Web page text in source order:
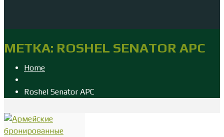
МЕТКА: ROSHEL SENATOR APC
Home
Roshel Senator APC